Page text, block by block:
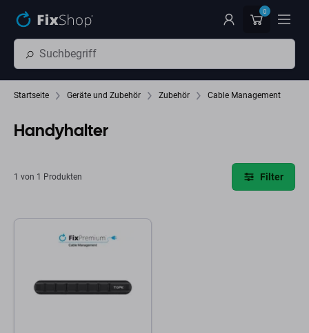
0
Startseite Geräte und Zubehör Zubehör Cable Management
Handyhalter
1 von 1 Produkten Filter